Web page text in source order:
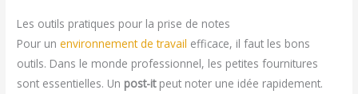
Les outils pratiques pour la prise de notes
Pour unenvironnement de travail efficace, il faut les bons
outils. Dans le monde professionnel, les petites fournitures
sont essentielles. Un post-itpeut noter une idée rapidement.